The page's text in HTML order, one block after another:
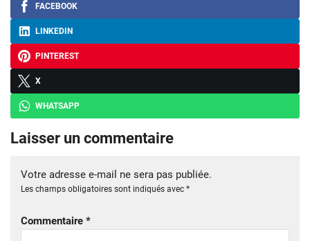
FACEBOOK
LINKEDIN
PINTEREST
X
WHATSAPP
Laisser un commentaire
Votre adresse e-mail ne sera pas publiée.
Les champs obligatoires sont indiqués avec *
Commentaire *